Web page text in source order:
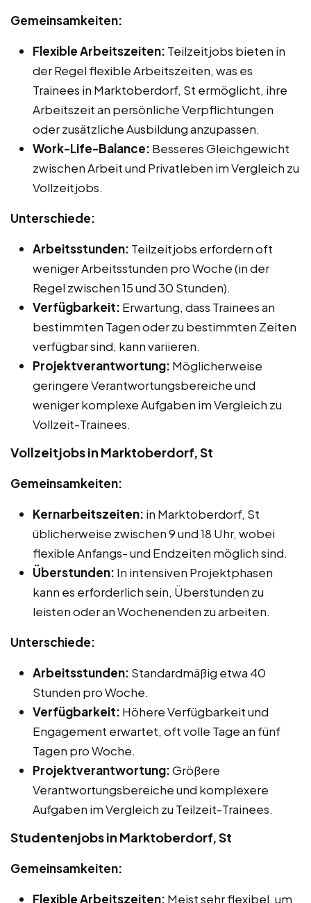
Gemeinsamkeiten:
Flexible Arbeitszeiten: Teilzeitjobs bieten in
der Regel flexible Arbeitszeiten, was es
Trainees in Marktoberdorf, St ermöglicht, ihre
Arbeitszeit an persönliche Verpflichtungen
oder zusätzliche Ausbildung anzupassen.
Work-Life-Balance: Besseres Gleichgewicht
zwischen Arbeit und Privatleben im Vergleich zu
Vollzeitjobs.
Unterschiede:
Arbeitsstunden: Teilzeitjobs erfordern oft
weniger Arbeitsstunden pro Woche (in der
Regel zwischen 15 und 30 Stunden).
Verfügbarkeit: Erwartung, dass Trainees an
bestimmten Tagen oder zu bestimmten Zeiten
verfügbar sind, kann variieren.
Projektverantwortung: Möglicherweise
geringere Verantwortungsbereiche und
weniger komplexe Aufgaben im Vergleich zu
Vollzeit-Trainees.
Vollzeitjobs in Marktoberdorf, St
Gemeinsamkeiten:
Kernarbeitszeiten: in Marktoberdorf, St
üblicherweise zwischen 9 und 18 Uhr, wobei
flexible Anfangs- und Endzeiten möglich sind.
Überstunden: In intensiven Projektphasen
kann es erforderlich sein, Überstunden zu
leisten oder an Wochenenden zu arbeiten.
Unterschiede:
Arbeitsstunden: Standardmäßig etwa 40
Stunden pro Woche.
Verfügbarkeit: Höhere Verfügbarkeit und
Engagement erwartet, oft volle Tage an fünf
Tagen pro Woche.
Projektverantwortung:Größere
Verantwortungsbereiche und komplexere
Aufgaben im Vergleich zu Teilzeit-Trainees.
Studentenjobs in Marktoberdorf, St
Gemeinsamkeiten:
Flexible Arbeitszeiten: Meist sehr flexibel, um